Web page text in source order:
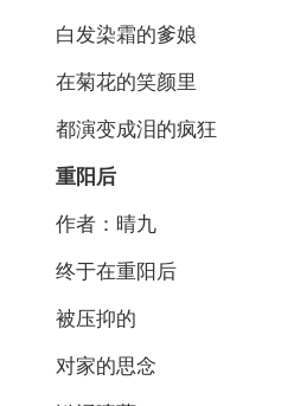
白发染霜的爹娘
在菊花的笑颜里
都演变成泪的疯狂
重阳后
作者：晴九
终于在重阳后
被压抑的
对家的思念